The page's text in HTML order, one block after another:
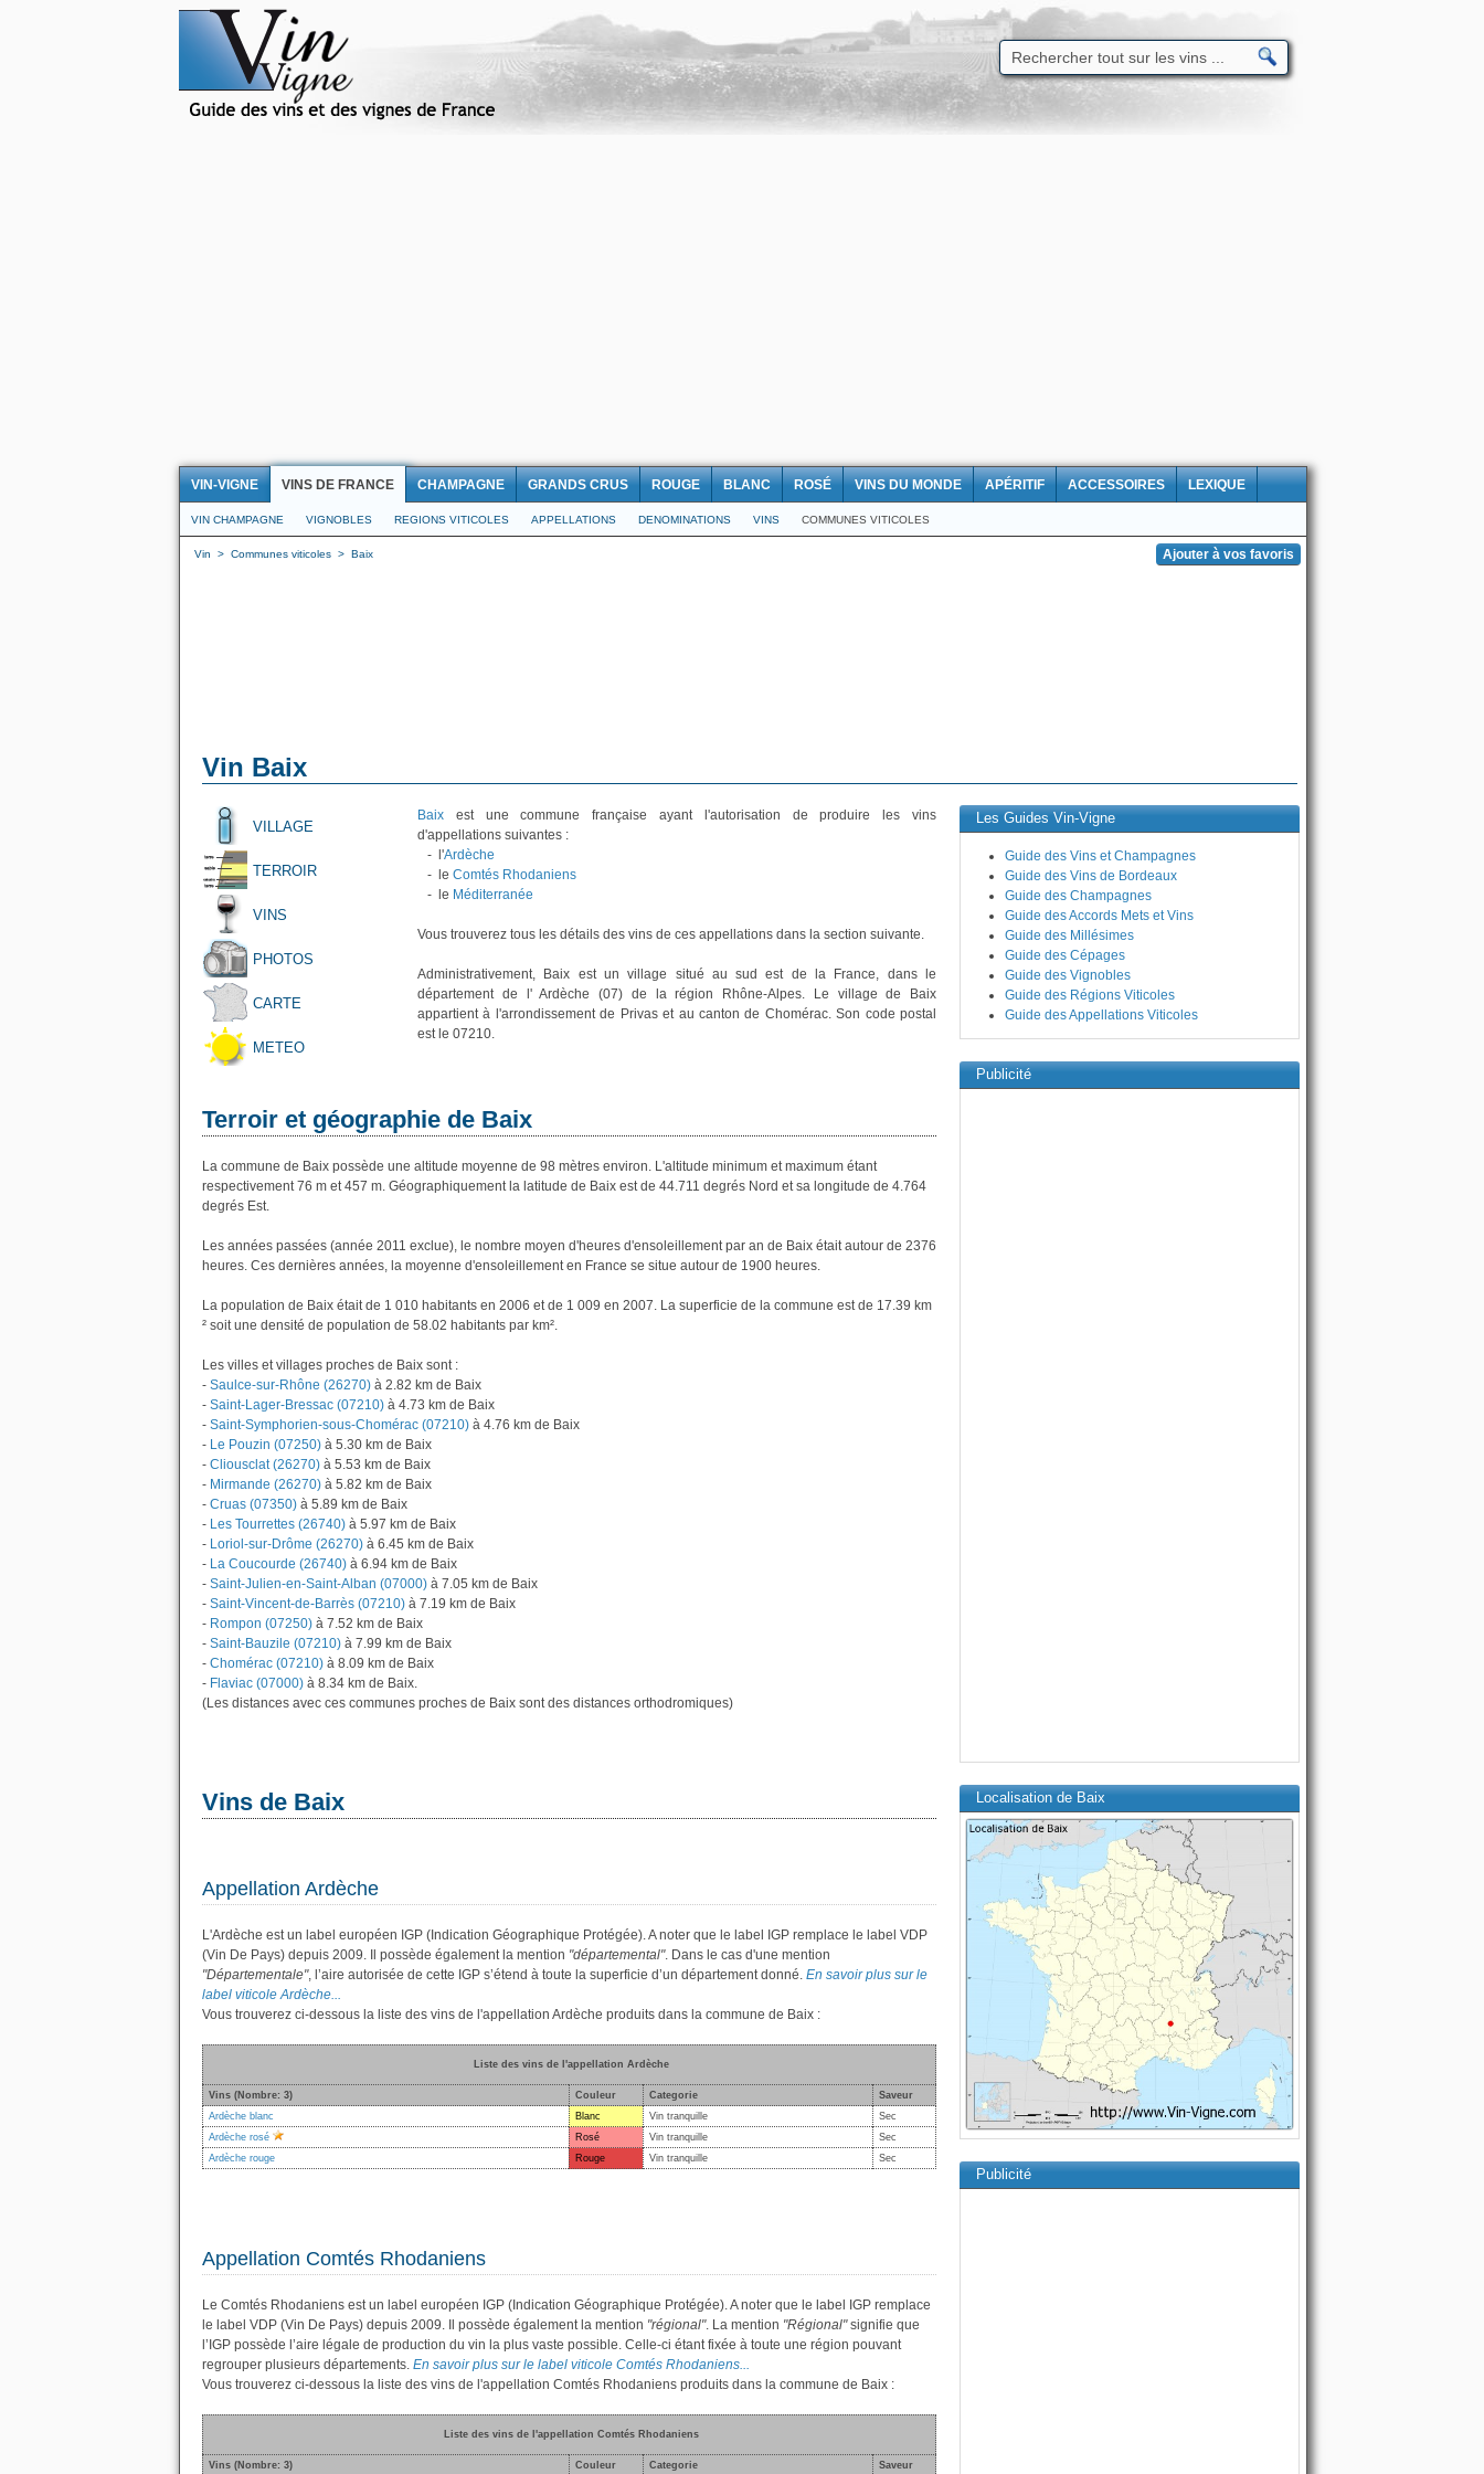
VIN-VIGNE VINS DE FRANCE CHAMPAGNE GRANDS CRUS ROUGE BLANC ROSÉ VINS DU MONDE APÉRITIF ACCESSOIRES LEXIQUE
VIN CHAMPAGNE VIGNOBLES REGIONS VITICOLES APPELLATIONS DENOMINATIONS VINS COMMUNES VITICOLES
Vin > Communes viticoles > Baix
Vin Baix
VILLAGE
TERROIR
VINS
PHOTOS
CARTE
METEO
Baix est une commune française ayant l'autorisation de produire les vins
d'appellations suivantes :
- l'Ardèche
- le Comtés Rhodaniens
- le Méditerranée
Vous trouverez tous les détails des vins de ces appellations dans la section suivante.
Administrativement, Baix est un village situé au sud est de la France, dans le
département de l' Ardèche (07) de la région Rhône-Alpes. Le village de Baix
appartient à l'arrondissement de Privas et au canton de Chomérac. Son code postal
est le 07210.
Terroir et géographie de Baix
La commune de Baix possède une altitude moyenne de 98 mètres environ. L'altitude minimum et maximum étant
respectivement 76 m et 457 m. Géographiquement la latitude de Baix est de 44.711 degrés Nord et sa longitude de 4.764
degrés Est.
Les années passées (année 2011 exclue), le nombre moyen d'heures d'ensoleillement par an de Baix était autour de 2376
heures. Ces dernières années, la moyenne d'ensoleillement en France se situe autour de 1900 heures.
La population de Baix était de 1 010 habitants en 2006 et de 1 009 en 2007. La superficie de la commune est de 17.39 km
² soit une densité de population de 58.02 habitants par km².
Les villes et villages proches de Baix sont :
- Saulce-sur-Rhône (26270) à 2.82 km de Baix
- Saint-Lager-Bressac (07210) à 4.73 km de Baix
- Saint-Symphorien-sous-Chomérac (07210) à 4.76 km de Baix
- Le Pouzin (07250) à 5.30 km de Baix
- Cliousclat (26270) à 5.53 km de Baix
- Mirmande (26270) à 5.82 km de Baix
- Cruas (07350) à 5.89 km de Baix
- Les Tourrettes (26740) à 5.97 km de Baix
- Loriol-sur-Drôme (26270) à 6.45 km de Baix
- La Coucourde (26740) à 6.94 km de Baix
- Saint-Julien-en-Saint-Alban (07000) à 7.05 km de Baix
- Saint-Vincent-de-Barrès (07210) à 7.19 km de Baix
- Rompon (07250) à 7.52 km de Baix
- Saint-Bauzile (07210) à 7.99 km de Baix
- Chomérac (07210) à 8.09 km de Baix
- Flaviac (07000) à 8.34 km de Baix.
(Les distances avec ces communes proches de Baix sont des distances orthodromiques)
Vins de Baix
Appellation Ardèche
L'Ardèche est un label européen IGP (Indication Géographique Protégée). A noter que le label IGP remplace le label VDP
(Vin De Pays) depuis 2009. Il possède également la mention "départemental". Dans le cas d'une mention
"Départementale", l’aire autorisée de cette IGP s’étend à toute la superficie d’un département donné. En savoir plus sur le
label viticole Ardèche...
Vous trouverez ci-dessous la liste des vins de l'appellation Ardèche produits dans la commune de Baix :
Liste des vins de l'appellation Ardèche
Vins (Nombre: 3) Couleur Categorie
Saveur
Ardèche blanc
Blanc Vin tranquille
Sec
Ardèche rosé
Rosé Vin tranquille
Sec
Ardèche rouge
Rouge Vin tranquille Sec
Appellation Comtés Rhodaniens
Le Comtés Rhodaniens est un label européen IGP (Indication Géographique Protégée). A noter que le label IGP remplace
le label VDP (Vin De Pays) depuis 2009. Il possède également la mention "régional". La mention "Régional"signifie que
l’IGP possède l’aire légale de production du vin la plus vaste possible. Celle-ci étant fixée à toute une région pouvant
regrouper plusieurs départements. En savoir plus sur le label viticole Comtés Rhodaniens...
Vous trouverez ci-dessous la liste des vins de l'appellation Comtés Rhodaniens produits dans la commune de Baix :
Liste des vins de l'appellation Comtés Rhodaniens
Vins (Nombre: 3) Couleur Categorie
Saveur
Les Guides Vin-Vigne
Guide des Vins et Champagnes
Guide des Vins de Bordeaux
Guide des Champagnes
Guide des Accords Mets et Vins
Guide des Millésimes
Guide des Cépages
Guide des Vignobles
Guide des Régions Viticoles
Guide des Appellations Viticoles
Publicité
Localisation de Baix
Publicité